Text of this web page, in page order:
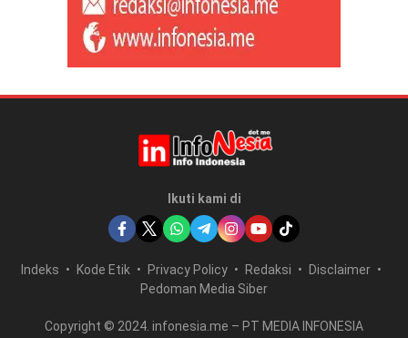
Ikuti kami di
Indeks Kode Etik Privacy Policy Redaksi
Disclaimer
Pedoman Media Siber
Copyright © 2024. infonesia.me – PT MEDIA INFONESIA